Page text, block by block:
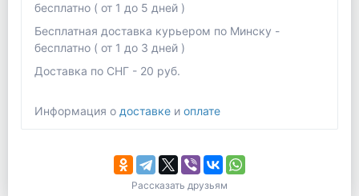
бесплатно ( от 1 до 5 дней )
Бесплатная доставка курьером по Минску -
бесплатно ( от 1 до 3 дней )
Доставка по СНГ - 20 руб.
Информация о доставке и оплате
Рассказать друзьям